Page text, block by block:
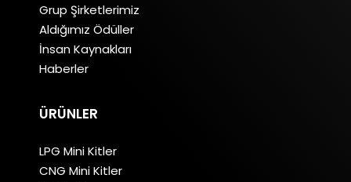
Grup Şirketlerimiz
Aldığımız Ödüller
İnsan Kaynakları
Haberler
ÜRÜNLER
LPG Mini Kitler
CNG Mini Kitler